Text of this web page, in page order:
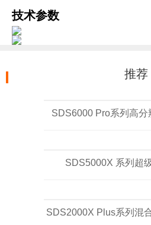
技术参数
推荐
SDS6000 Pro系列高分
SDS5000X 系列超
SDS2000X Plus系列混